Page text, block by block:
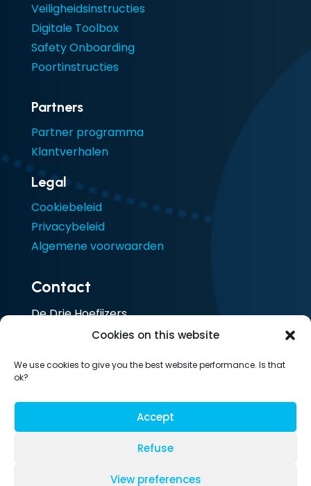
Cookies on this website
We use cookies to give you the best website performance. Is that
ok?
Accept
Refuse
View preferences
Veiligheidsinstructies
Digitale Toolbox
Safety Onboarding
Poortinstructies
Partners
Partner programma
Klantverhalen
Legal
Cookiebeleid
Privacybeleid
Algemene voorwaarden
Contact
De Drie Hoefijzers
Ceresstraat 13
Nederland